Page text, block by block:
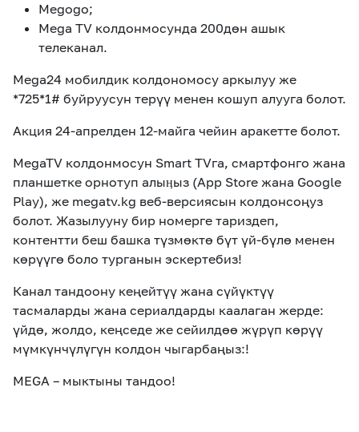
Megogo;
Mega TV колдонмосунда 200дөн ашык
телеканал.
Mega24 мобилдик колдономосу аркылуу же
*725*1# буйруусун терүү менен кошуп алууга болот.
Акция 24-апрелден 12-майга чейин аракетте болот.
MegaTV колдонмосун Smart TVга, смартфонго жана
планшетке орнотуп алыӊыз (App Store жана Google
Play), же megatv.kg веб-версиясын колдонсоңуз
болот. Жазылууну бир номерге тариздеп,
контентти беш башка түзмөктө бүт үй-бүлө менен
көрүүгө боло турганын эскертебиз!
Канал тандоону кеңейтүү жана сүйүктүү
тасмаларды жана сериалдарды каалаган жерде:
үйдө, жолдо, кеңседе же сейилдөө жүрүп көрүү
мүмкүнчүлүгүн колдон чыгарбаңыз:!
MEGA – мыктыны тандоо!